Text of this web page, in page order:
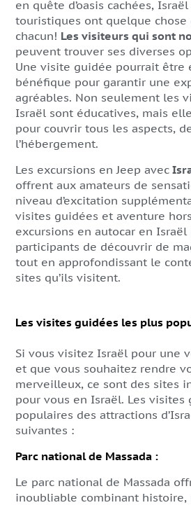
en quête d’oasis cachées, Israël
touristiques ont quelque
chacun! Les visiteurs qui sont
peuvent trouver ses diverses
Une visite guidée pourrait être
bénéfique pour garantir une
agréables. Non seulement les
Israël sont éducatives, mais
pour couvrir tous les aspects,
l’hébergement.
Les excursions en Jeep avec
offrent aux amateurs de
niveau d’excitation
visites guidées et aventure
excursions en autocar en Israël
participants de découvrir de
tout en approfondissant le
sites qu’ils visitent.
Les visites guidées les plus
Si vous visitez Israël pour une
et que vous souhaitez rendre
merveilleux, ce sont des sites
pour vous en Israël. Les visites
populaires des attractions
suivantes :
Parc national de Massada :
Le parc national de Massada
inoubliable combinant histoire,